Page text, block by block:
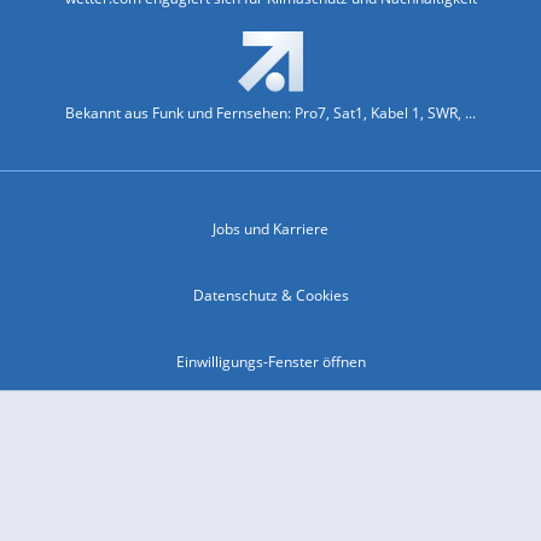
Bekannt aus Funk und Fernsehen: Pro7, Sat1, Kabel 1, SWR, ...
Jobs und Karriere
Datenschutz & Cookies
Einwilligungs-Fenster öffnen